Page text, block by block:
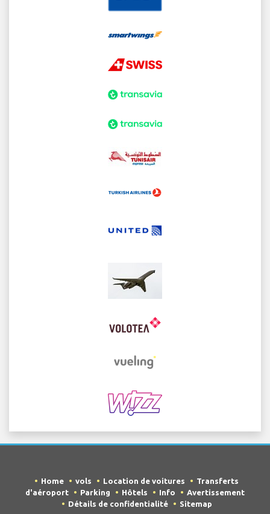
Home vols Location de voitures
Transferts
d'aéroport
Parking Hôtels Info
Avertissement
Détails de confidentialité
Sitemap